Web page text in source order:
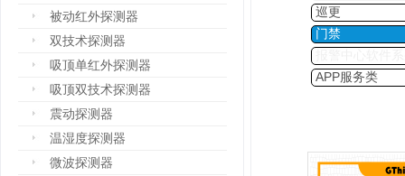
被动红外探测器
双技术探测器
吸顶单红外探测器
吸顶双技术探测器
震动探测器
温湿度探测器
微波探测器
巡更
门禁
APP服务类